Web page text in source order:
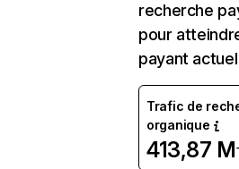
recherche
pour
payant actuel
Trafic de
organique
413,87 M